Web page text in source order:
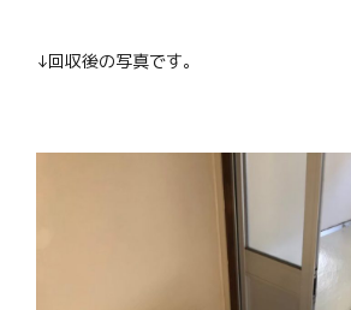
↓回収後の写真です。